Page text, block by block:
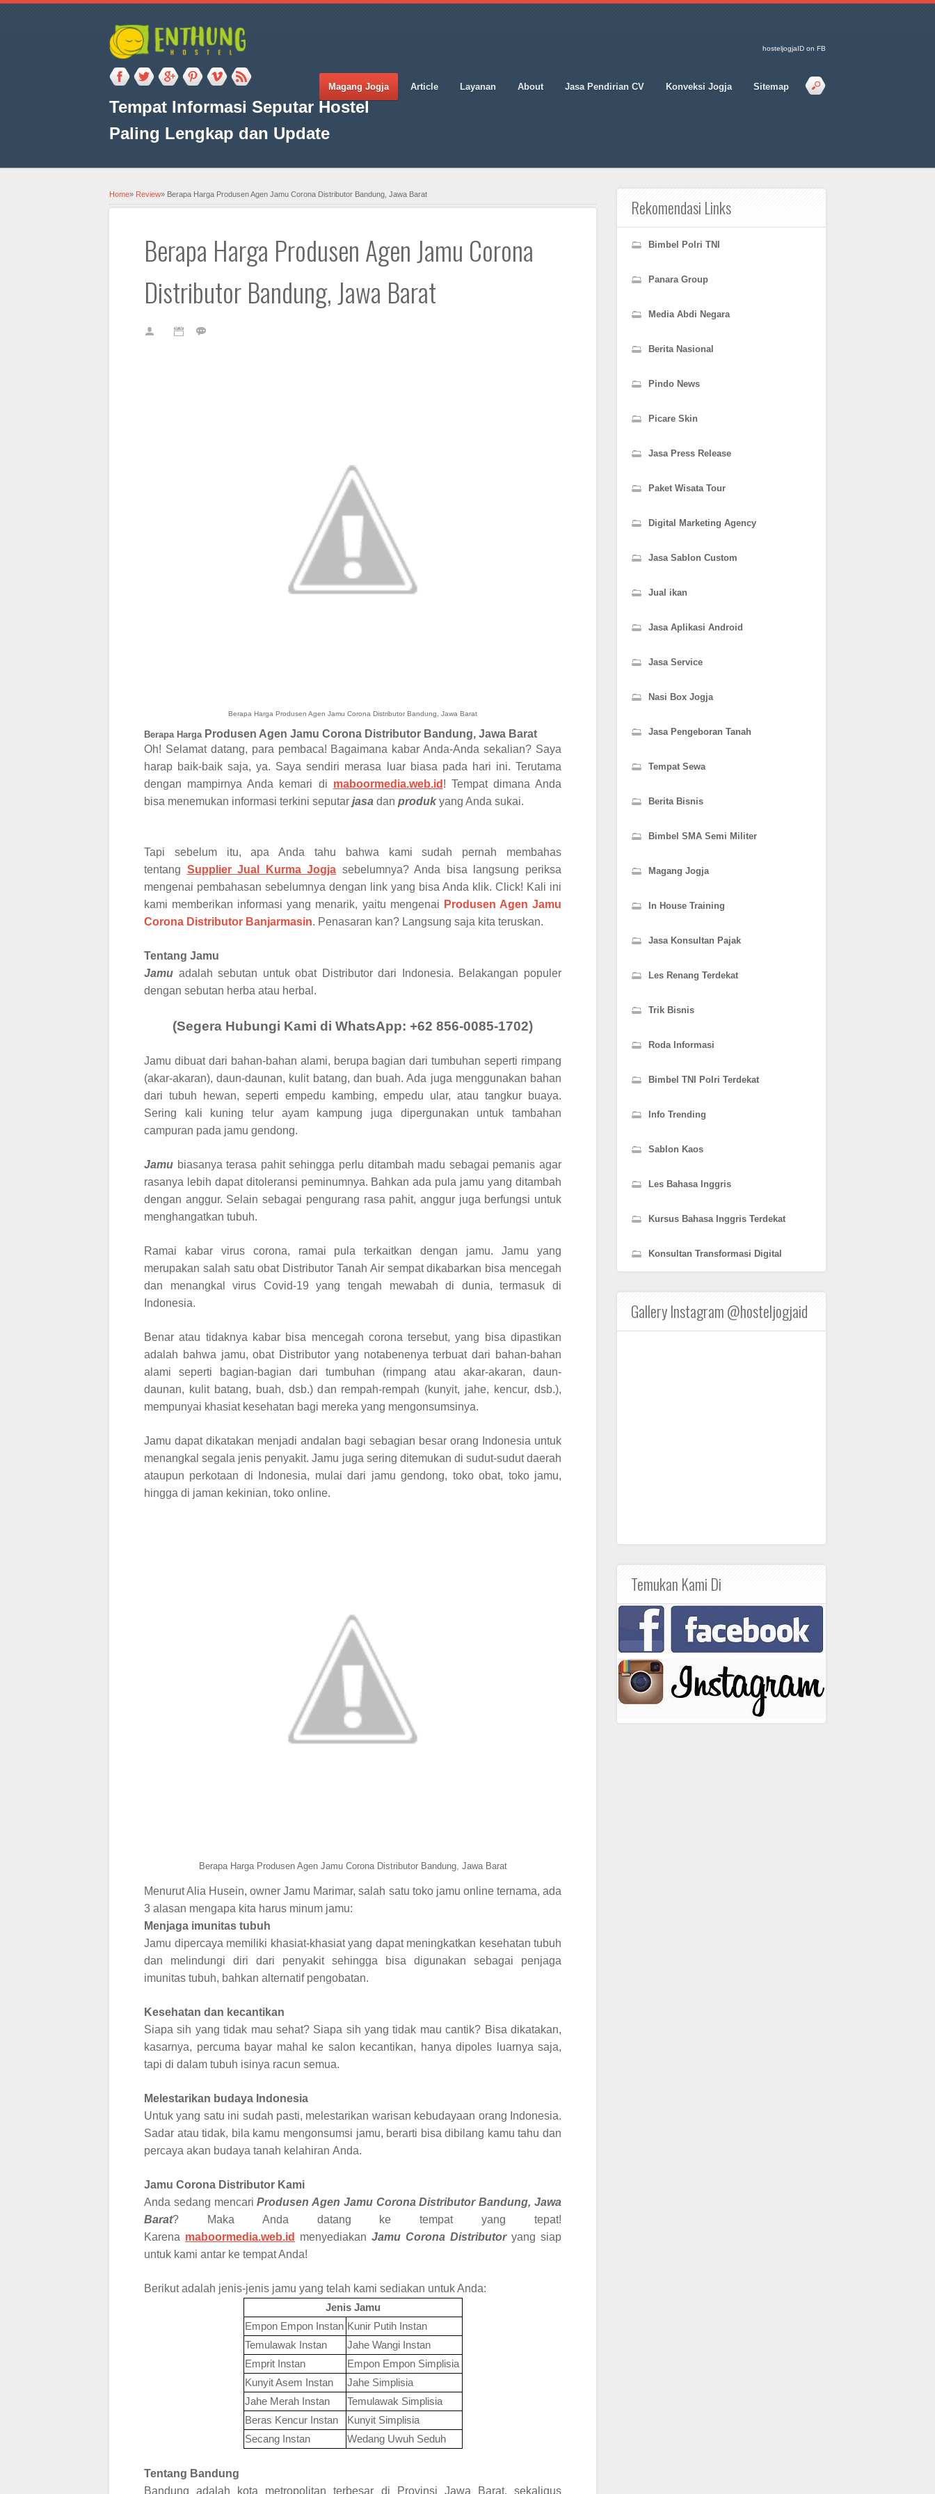
Tempat Informasi Seputar Hostel
Paling Lengkap dan Update
hosteljogjaID on FB
Magang Jogja Article Layanan About Jasa Pendirian CV Konveksi Jogja Sitemap
Home» Review» Berapa Harga Produsen Agen Jamu Corona Distributor Bandung, Jawa Barat
Berapa Harga Produsen Agen Jamu Corona
Distributor Bandung, Jawa Barat
Berapa Harga Produsen Agen Jamu Corona Distributor Bandung, Jawa Barat
Berapa Harga Produsen Agen Jamu Corona Distributor Bandung, Jawa Barat
Oh! Selamat datang, para pembaca! Bagaimana kabar Anda-Anda sekalian? Saya
harap baik-baik saja, ya. Saya sendiri merasa luar biasa pada hari ini. Terutama
dengan mampirnya Anda kemari di maboormedia.web.id ! Tempat dimana Anda
bisa menemukan informasi terkini seputar jasa dan produk yang Anda sukai.
Tapi sebelum itu, apa Anda tahu bahwa kami sudah pernah membahas
tentang Supplier Jual Kurma Jogja sebelumnya? Anda bisa langsung periksa
mengenai pembahasan sebelumnya dengan link yang bisa Anda klik. Click! Kali ini
kami memberikan informasi yang menarik, yaitu mengenai Produsen Agen Jamu
Corona Distributor Banjarmasin. Penasaran kan? Langsung saja kita teruskan.
Tentang Jamu
Jamu adalah sebutan untuk obat Distributordari Indonesia. Belakangan populer
dengan sebutan herba atau herbal.
(Segera Hubungi Kami di WhatsApp: +62 856-0085-1702)
Jamu dibuat dari bahan-bahan alami, berupa bagian dari tumbuhan seperti rimpang
(akar-akaran), daun-daunan, kulit batang, dan buah. Ada juga menggunakan bahan
dari tubuh hewan, seperti empedu kambing, empedu ular, atau tangkur buaya.
Sering kali kuning telur ayam kampung juga dipergunakan untuk tambahan
campuran pada jamu gendong.
Jamu biasanya terasa pahit sehingga perlu ditambah madu sebagai pemanis agar
rasanya lebih dapat ditoleransi peminumnya. Bahkan ada pula jamu yang ditambah
dengan anggur. Selain sebagai pengurang rasa pahit, anggur juga berfungsi untuk
menghangatkan tubuh.
Ramai kabar virus corona, ramai pula terkaitkan dengan jamu. Jamu yang
merupakan salah satu obat Distributor Tanah Air sempat dikabarkan bisa mencegah
dan menangkal virus Covid-19 yang tengah mewabah di dunia, termasuk di
Indonesia.
Benar atau tidaknya kabar bisa mencegah corona tersebut, yang bisa dipastikan
adalah bahwa jamu, obat Distributor yang notabenenya terbuat dari bahan-bahan
alami seperti bagian-bagian dari tumbuhan (rimpang atau akar-akaran, daun-
daunan, kulit batang, buah, dsb.) dan rempah-rempah (kunyit, jahe, kencur, dsb.),
mempunyai khasiat kesehatan bagi mereka yang mengonsumsinya.
Jamu dapat dikatakan menjadi andalan bagi sebagian besar orang Indonesia untuk
menangkal segala jenis penyakit. Jamu juga sering ditemukan di sudut-sudut daerah
ataupun perkotaan di Indonesia, mulai dari jamu gendong, toko obat, toko jamu,
hingga di jaman kekinian, toko online.
Berapa Harga Produsen Agen Jamu Corona Distributor Bandung, Jawa Barat
Menurut Alia Husein, owner Jamu Marimar, salah satu toko jamu online ternama, ada
3 alasan mengapa kita harus minum jamu:
Menjaga imunitas tubuh
Jamu dipercaya memiliki khasiat-khasiat yang dapat meningkatkan kesehatan tubuh
dan melindungi diri dari penyakit sehingga bisa digunakan sebagai penjaga
imunitas tubuh, bahkan alternatif pengobatan.
Kesehatan dan kecantikan
Siapa sih yang tidak mau sehat? Siapa sih yang tidak mau cantik? Bisa dikatakan,
kasarnya, percuma bayar mahal ke salon kecantikan, hanya dipoles luarnya saja,
tapi di dalam tubuh isinya racun semua.
Melestarikan budaya Indonesia
Untuk yang satu ini sudah pasti, melestarikan warisan kebudayaan orang Indonesia.
Sadar atau tidak, bila kamu mengonsumsi jamu, berarti bisa dibilang kamu tahu dan
percaya akan budaya tanah kelahiran Anda.
Jamu Corona Distributor Kami
Anda sedang mencariProdusen Agen Jamu Corona DistributorBandung, Jawa
Barat? Maka Anda datang ke tempat yang tepat!
Karena maboormedia.web.id menyediakan Jamu Corona Distributor yang siap
untuk kami antar ke tempat Anda!
Berikut adalah jenis-jenis jamu yang telah kami sediakan untuk Anda:
Jenis Jamu
Empon Empon Instan Kunir Putih Instan
Temulawak Instan
Jahe Wangi Instan
Emprit Instan
Empon Empon Simplisia
Kunyit Asem Instan
Jahe Simplisia
Jahe Merah Instan
Temulawak Simplisia
Beras Kencur Instan
Kunyit Simplisia
Secang Instan
Wedang Uwuh Seduh
Tentang Bandung
Bandung adalah kota metropolitan terbesar di Provinsi Jawa Barat, sekaligus
Rekomendasi Links
Bimbel Polri TNI
Panara Group
Media Abdi Negara
Berita Nasional
Pindo News
Picare Skin
Jasa Press Release
Paket Wisata Tour
Digital Marketing Agency
Jasa Sablon Custom
Jual ikan
Jasa Aplikasi Android
Jasa Service
Nasi Box Jogja
Jasa Pengeboran Tanah
Tempat Sewa
Berita Bisnis
Bimbel SMA Semi Militer
Magang Jogja
In House Training
Jasa Konsultan Pajak
Les Renang Terdekat
Trik Bisnis
Roda Informasi
Bimbel TNI Polri Terdekat
Info Trending
Sablon Kaos
Les Bahasa Inggris
Kursus Bahasa Inggris Terdekat
Konsultan Transformasi Digital
Gallery Instagram @hosteljogjaid
Temukan Kami Di